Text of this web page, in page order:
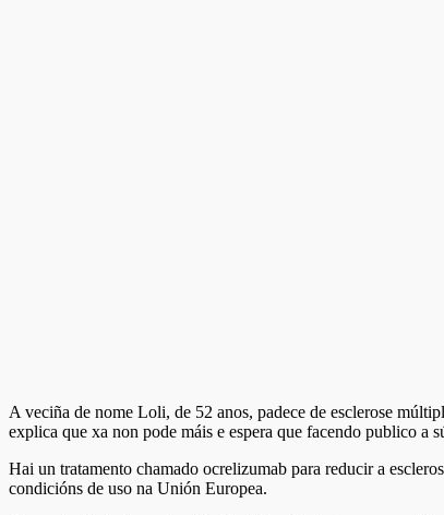
A veciña de nome Loli, de 52 anos, padece de esclerose
explica que xa non pode máis e espera que facendo publico a
Hai un tratamento chamado ocrelizumab para reducir a
condicións de uso na Unión Europea.